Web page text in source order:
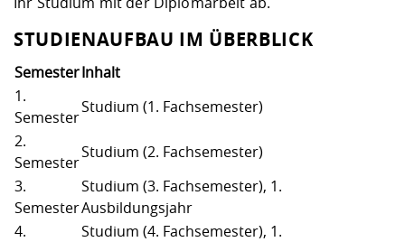
STUDIENAUFBAU IM ÜBERBLICK
SemesterInhalt
1.
Semester
Studium (1. Fachsemester)
2.
Semester
Studium (2. Fachsemester)
3.
Semester
Studium (3. Fachsemester), 1.
Ausbildungsjahr
4.
Studium (4. Fachsemester), 1.